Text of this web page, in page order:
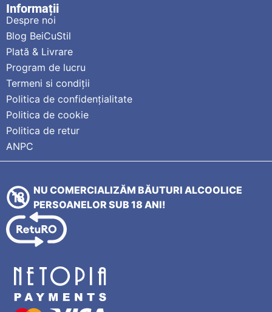
Informații
Despre noi
Blog BeiCuStil
Plată & Livrare
Program de lucru
Termeni si condiții
Politica de confidențialitate
Politica de cookie
Politica de retur
ANPC
NU COMERCIALIZĂM BĂUTURI ALCOOLICE
PERSOANELOR SUB 18 ANI!